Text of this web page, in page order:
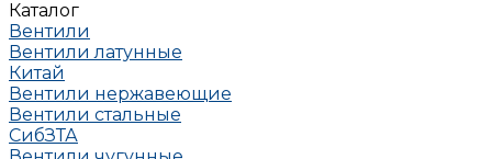
Каталог
Вентили
Вентили латунные
Китай
Вентили нержавеющие
Вентили стальные
СибЗТА